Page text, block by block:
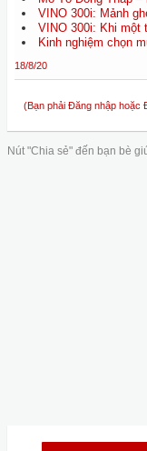
VINO 300i: Mảnh
VINO 300i: Khi một
Kinh nghiệm chọn
18/8/20
(Bạn phải Đăng nhập hoặc
Nút "Chia sẻ" đến bạn bè